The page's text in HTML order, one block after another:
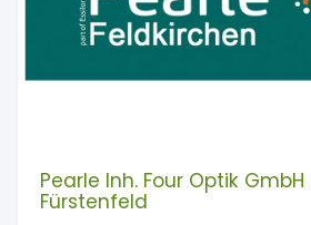
Pearle Inh. Four Optik GmbH
Fürstenfeld